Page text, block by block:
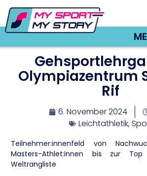
Olympiazentrum
Rif
6. November 2024
Leichtathletik,
Teilnehmer:innenfeld von
Masters-Athlet:innen bis zur
Weltrangliste